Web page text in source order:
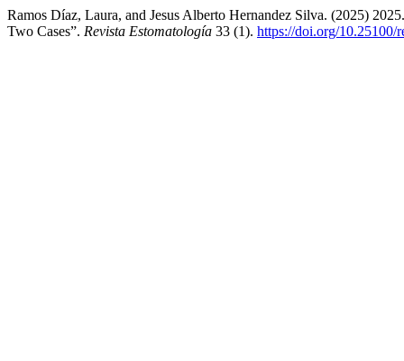
Ramos Díaz, Laura, and Jesus Alberto Hernandez Silva. (2025)
Two Cases”. Revista Estomatología 33 (1). https://doi.org/10.25100/